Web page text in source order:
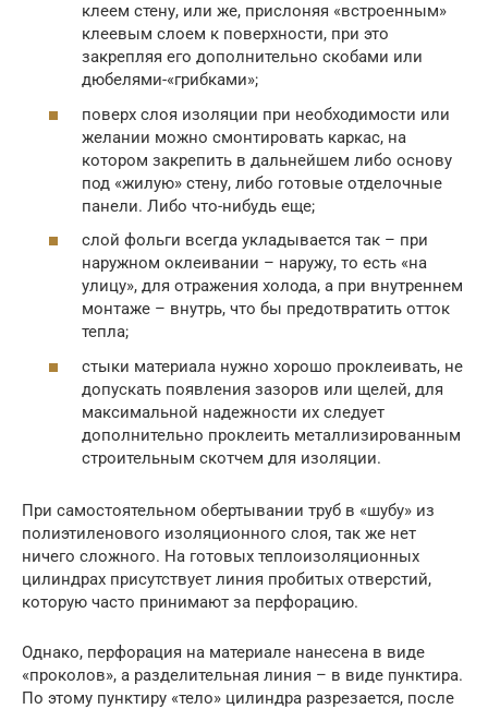
клеем стену, или же, прислоняя «встроенным»
клеевым слоем к поверхности, при это
закрепляя его дополнительно скобами или
дюбелями-«грибками»;
поверх слоя изоляции при необходимости или
желании можно смонтировать каркас, на
котором закрепить в дальнейшем либо основу
под «жилую» стену, либо готовые отделочные
панели. Либо что-нибудь еще;
слой фольги всегда укладывается так – при
наружном оклеивании – наружу, то есть «на
улицу», для отражения холода, а при внутреннем
монтаже – внутрь, что бы предотвратить отток
тепла;
стыки материала нужно хорошо проклеивать, не
допускать появления зазоров или щелей, для
максимальной надежности их следует
дополнительно проклеить металлизированным
строительным скотчем для изоляции.
При самостоятельном обертывании труб в «шубу» из
полиэтиленового изоляционного слоя, так же нет
ничего сложного. На готовых теплоизоляционных
цилиндрах присутствует линия пробитых отверстий,
которую часто принимают за перфорацию.
Однако, перфорация на материале нанесена в виде
«проколов», а разделительная линия – в виде пунктира.
По этому пунктиру «тело» цилиндра разрезается, после